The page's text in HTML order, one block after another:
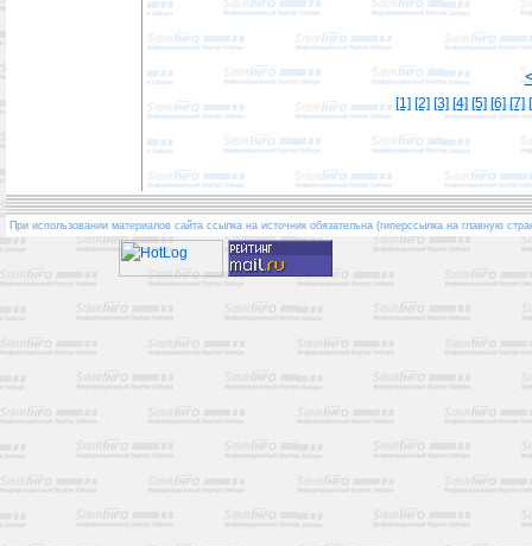
[1] [2] [3] [4] [5] [6] [7]
При использовании материалов сайта ссылка на источник обязательна (гиперссылка на главную